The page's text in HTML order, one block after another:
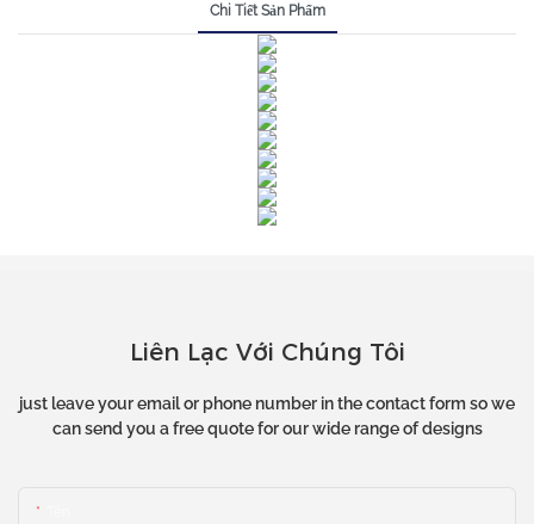
Chi Tiết Sản Phẩm
Liên Lạc Với Chúng Tôi
just leave your email or phone number in the contact form so we
can send you a free quote for our wide range of designs